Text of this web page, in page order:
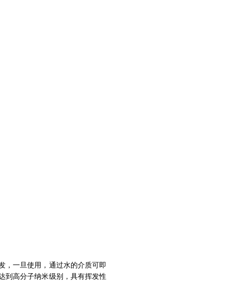
，一旦使用，通过水的介质可即
到高分子纳米级别，具有挥发性